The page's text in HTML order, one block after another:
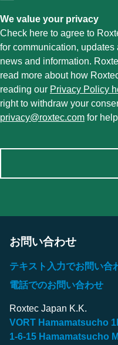
We value your privacy
Check here to agree to
for communication,
news and information.
read more about how
reading our Privacy Policy
right to withdraw your
privacy@roxtec.com for
お問い合わせ
テキスト入力でお問い合
電話でのお問い合わせ
Roxtec Japan K.K.
VORT Hamamatsucho
1-6-15 Hamamatsucho